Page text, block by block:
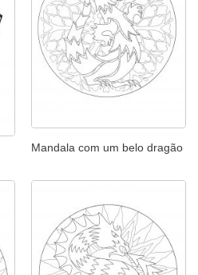
Mandala com um belo dragão